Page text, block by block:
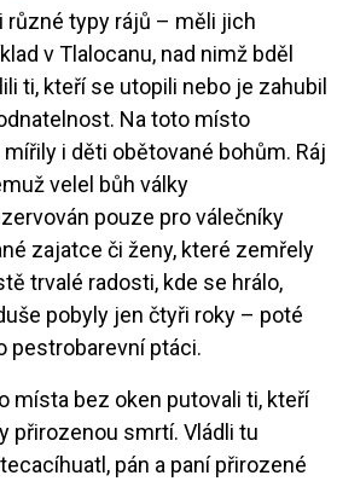
různé typy rájů – měli jich
v Tlalocanu, nad nimž bděl
ti, kteří se utopili nebo je zahubil
Na toto místo
i děti obětované bohům. Ráj
velel bůh války
pouze pro válečníky
zajatce či ženy, které zemřely
trvalé radosti, kde se hrálo,
pobyly jen čtyři roky – poté
pestrobarevní ptáci.
místa bez oken putovali ti, kteří
přirozenou smrtí. Vládli tu
pán a paní přirozené